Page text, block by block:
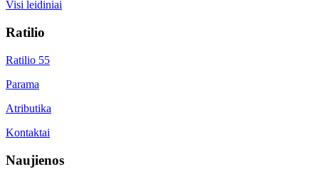
Visi leidiniai
Ratilio
Ratilio 55
Parama
Atributika
Kontaktai
Naujienos